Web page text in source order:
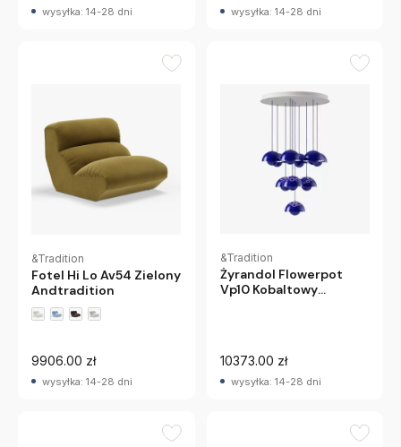
wysyłka: 14-28 dni wysyłka: 14-28 dni
&Tradition
Fotel Hi Lo Av54 Zielony
Andtradition
9906.00 zł
wysyłka: 14-28 dni
&Tradition
Żyrandol Flowerpot
Vp10 Kobaltowy
10373.00 zł
wysyłka: 14-28 dni